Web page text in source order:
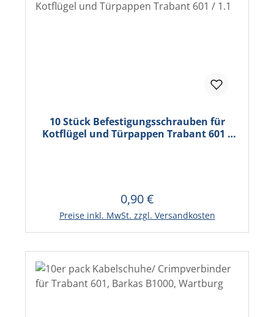
10 Stück Befestigungsschrauben für
Kotflügel und Türpappen Trabant 601 /
Regulärer Preis:
0,90 €
Preise inkl. MwSt. zzgl. Versandkosten
In den Warenkorb